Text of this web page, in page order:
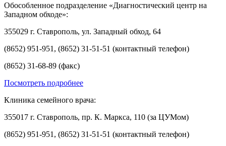
Обособленное подразделение «Диагностический центр на
Западном обходе»:
355029 г. Ставрополь, ул. Западный обход, 64
(8652) 951-951, (8652) 31-51-51 (контактный телефон)
(8652) 31-68-89 (факс)
Посмотреть подробнее
Клиника семейного врача:
355017 г. Ставрополь, пр. К. Маркса, 110 (за ЦУМом)
(8652) 951-951, (8652) 31-51-51 (контактный телефон)